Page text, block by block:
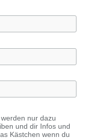
nur dazu
und dir Infos und
Kästchen wenn du